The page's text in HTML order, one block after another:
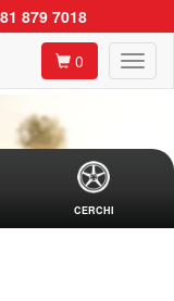
879 7018
0
CERCHI